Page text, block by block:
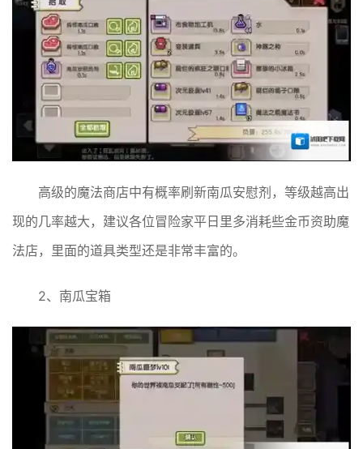
高级的魔法商店中有概率刷新南瓜安慰剂，等级越高出
现的几率越大，建议各位冒险家平日里多消耗些金币资助魔
法店，里面的道具类型还是非常丰富的。
2、南瓜宝箱